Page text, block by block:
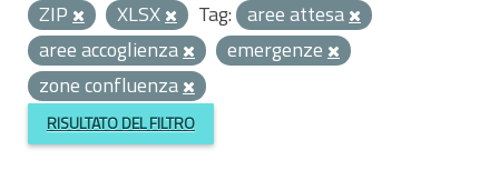
ZIP
XLSX Tag: aree attesa
aree accoglienza
emergenze
zone confluenza
RISULTATO DEL FILTRO